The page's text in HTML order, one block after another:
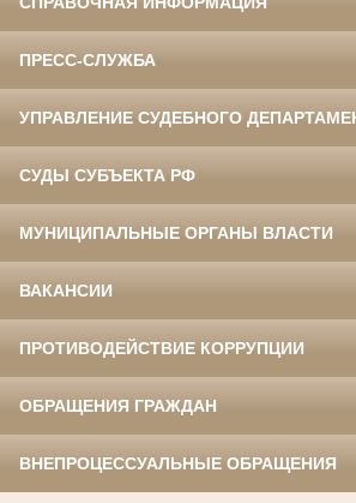
ПРЕСС-СЛУЖБА
УПРАВЛЕНИЕ СУДЕБНОГО
СУДЫ СУБЪЕКТА РФ
МУНИЦИПАЛЬНЫЕ ОРГАНЫ ВЛАСТИ
ВАКАНСИИ
ПРОТИВОДЕЙСТВИЕ КОРРУПЦИИ
ОБРАЩЕНИЯ ГРАЖДАН
ВНЕПРОЦЕССУАЛЬНЫЕ ОБРАЩЕНИЯ